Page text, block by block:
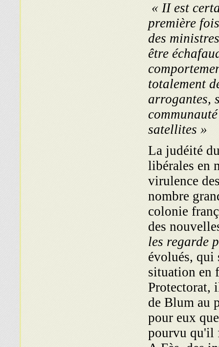
« II est
première
des
être
totalement
arrogantes,
satellites »
La judéité
libérales en
virulence
nombre
colonie
des
les regarde
évolués, qui
situation en
Protectorat,
de Blum au
pour eux
pourvu qu'il